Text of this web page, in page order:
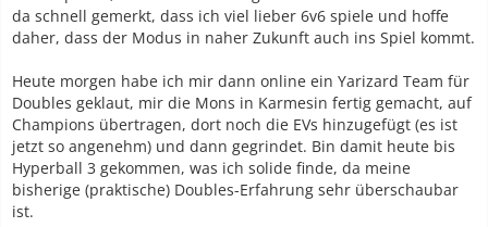
da schnell gemerkt, dass ich viel lieber 6v6 spiele und hoffe
daher, dass der Modus in naher Zukunft auch ins Spiel kommt.
Heute morgen habe ich mir dann online ein Yarizard Team für
Doubles geklaut, mir die Mons in Karmesin fertig gemacht, auf
Champions übertragen, dort noch die EVs hinzugefügt (es ist
jetzt so angenehm) und dann gegrindet. Bin damit heute bis
Hyperball 3 gekommen, was ich solide finde, da meine
bisherige (praktische) Doubles-Erfahrung sehr überschaubar
ist.